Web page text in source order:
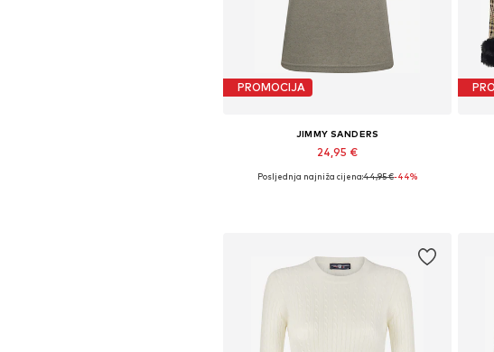
PROMOCIJA
JIMMY SANDERS
24,95 €
Dostupne veličine: S, M
Posljednja najniža cijena:44,95 €-44%